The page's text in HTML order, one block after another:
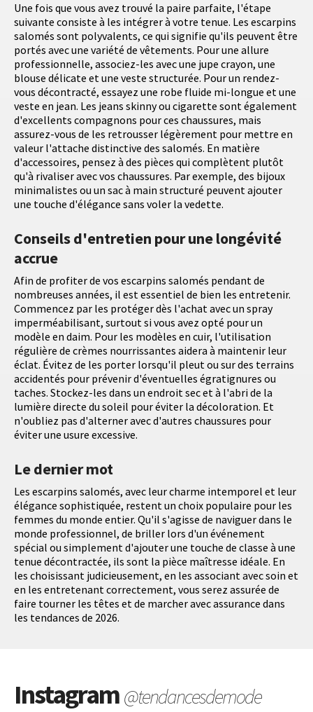
Une fois que vous avez trouvé la paire parfaite, l'étape
suivante consiste à les intégrer à votre tenue. Les escarpins
salomés sont polyvalents, ce qui signifie qu'ils peuvent être
portés avec une variété de vêtements. Pour une allure
professionnelle, associez-les avec une jupe crayon, une
blouse délicate et une veste structurée. Pour un rendez-
vous décontracté, essayez une robe fluide mi-longue et une
veste en jean. Les jeans skinny ou cigarette sont également
d'excellents compagnons pour ces chaussures, mais
assurez-vous de les retrousser légèrement pour mettre en
valeur l'attache distinctive des salomés. En matière
d'accessoires, pensez à des pièces qui complètent plutôt
qu'à rivaliser avec vos chaussures. Par exemple, des bijoux
minimalistes ou un sac à main structuré peuvent ajouter
une touche d'élégance sans voler la vedette.
Conseils d'entretien pour une longévité
accrue
Afin de profiter de vos escarpins salomés pendant de
nombreuses années, il est essentiel de bien les entretenir.
Commencez par les protéger dès l'achat avec un spray
imperméabilisant, surtout si vous avez opté pour un
modèle en daim. Pour les modèles en cuir, l'utilisation
régulière de crèmes nourrissantes aidera à maintenir leur
éclat. Évitez de les porter lorsqu'il pleut ou sur des terrains
accidentés pour prévenir d'éventuelles égratignures ou
taches. Stockez-les dans un endroit sec et à l'abri de la
lumière directe du soleil pour éviter la décoloration. Et
n'oubliez pas d'alterner avec d'autres chaussures pour
éviter une usure excessive.
Le dernier mot
Les escarpins salomés, avec leur charme intemporel et leur
élégance sophistiquée, restent un choix populaire pour les
femmes du monde entier. Qu'il s'agisse de naviguer dans le
monde professionnel, de briller lors d'un événement
spécial ou simplement d'ajouter une touche de classe à une
tenue décontractée, ils sont la pièce maîtresse idéale. En
les choisissant judicieusement, en les associant avec soin et
en les entretenant correctement, vous serez assurée de
faire tourner les têtes et de marcher avec assurance dans
les tendances de 2026.
Instagram@tendancesdemode